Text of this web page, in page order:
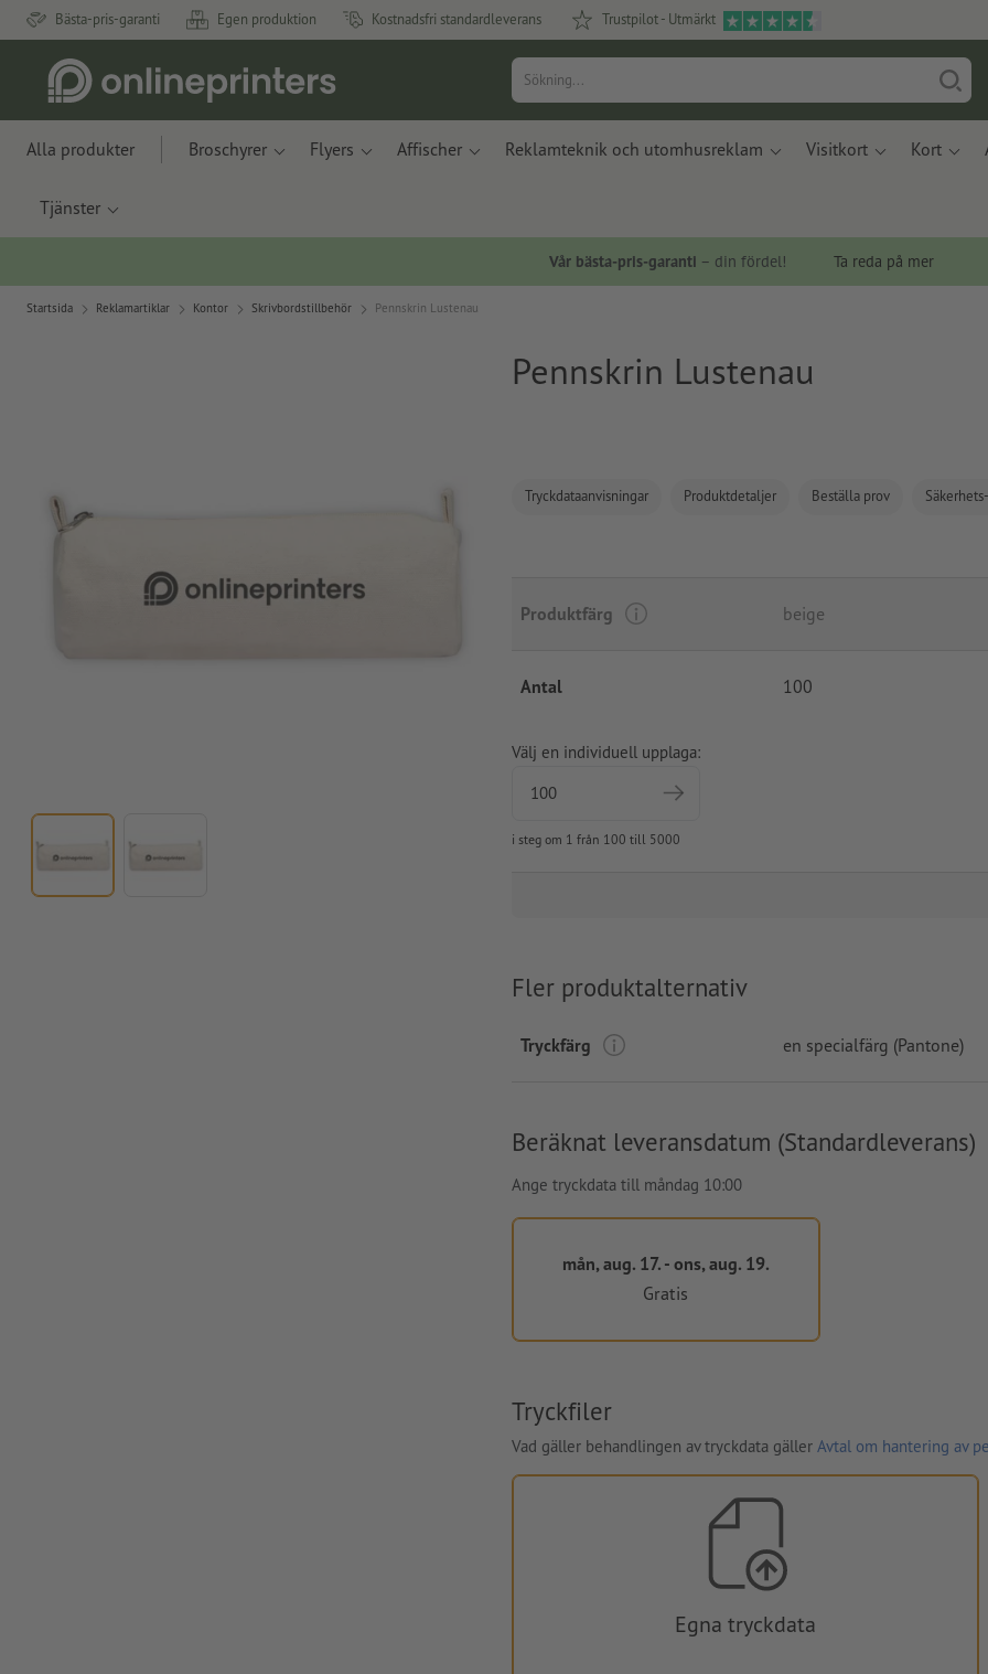
Bästa-pris-garanti Egen produktion Kostnadsfri standardleverans Trustpilot - Utmärkt
Alla produkter Broschyrer Flyers Affischer Reklamteknik och utomhusreklam Visitkort Kort
Tjänster
Vår bästa-pris-garanti – din fördel! Ta reda på mer
Startsida Reklamartiklar Kontor Skrivbordstillbehör Pennskrin Lustenau
Pennskrin Lustenau
Tryckdataanvisningar Produktdetaljer Beställa prov
Produktfärg beige
Antal 100
Välj en individuell upplaga:
i steg om 1 från 100 till 5000
Fler produktalternativ
Tryckfärg en specialfärg (Pantone)
Beräknat leveransdatum (Standardleverans)
Ange tryckdata till måndag 10:00
mån, aug. 17. - ons, aug. 19.
Gratis
Tryckfiler
Vad gäller behandlingen av tryckdata gäller Avtal om hantering av
Egna tryckdata